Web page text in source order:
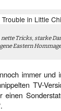
nette Tricks, starke
Eastern
immer und
TV-
einen